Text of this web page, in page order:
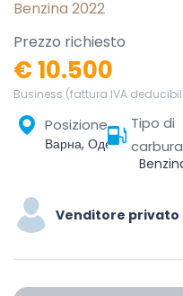
Benzina 2022
Prezzo richiesto
€ 10.500
Business (fattura IVA
Posizione
Варна, Одесос, Варна, България
Tipo di
Venditore privato